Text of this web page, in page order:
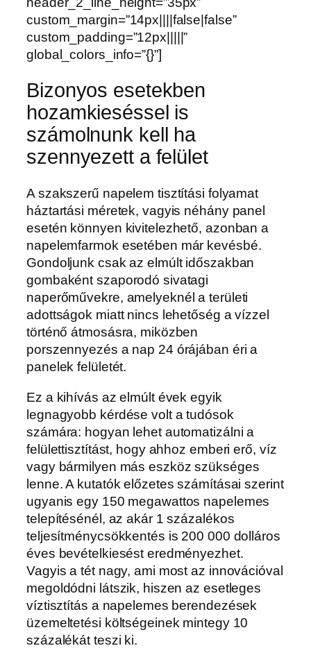
custom_margin=”14px||||false|false”
custom_padding=”12px|||||”
global_colors_info=”{}”]
Bizonyos esetekben
hozamkieséssel is
számolnunk kell ha
szennyezett a felület
A szakszerű napelem tisztítási folyamat
háztartási méretek, vagyis néhány panel
esetén könnyen kivitelezhető, azonban a
napelemfarmok esetében már kevésbé.
Gondoljunk csak az elmúlt időszakban
gombaként szaporodó sivatagi
naperőművekre, amelyeknél a területi
adottságok miatt nincs lehetőség a vízzel
történő átmosásra, miközben
porszennyezés a nap 24 órájában éri a
panelek felületét.
Ez a kihívás az elmúlt évek egyik
legnagyobb kérdése volt a tudósok
számára: hogyan lehet automatizálni a
felülettisztítást, hogy ahhoz emberi erő, víz
vagy bármilyen más eszköz szükséges
lenne. A kutatók előzetes számításai szerint
ugyanis egy 150 megawattos napelemes
telepítésénél, az akár 1 százalékos
teljesítménycsökkentés is 200 000 dolláros
éves bevételkiesést eredményezhet.
Vagyis a tét nagy, ami most az innovációval
megoldódni látszik, hiszen az esetleges
víztisztítás a napelemes berendezések
üzemeltetési költségeinek mintegy 10
százalékát teszi ki.